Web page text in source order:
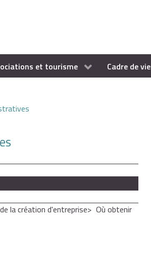
et tourisme Cadre de vie
la création d'entreprise
Où obtenir